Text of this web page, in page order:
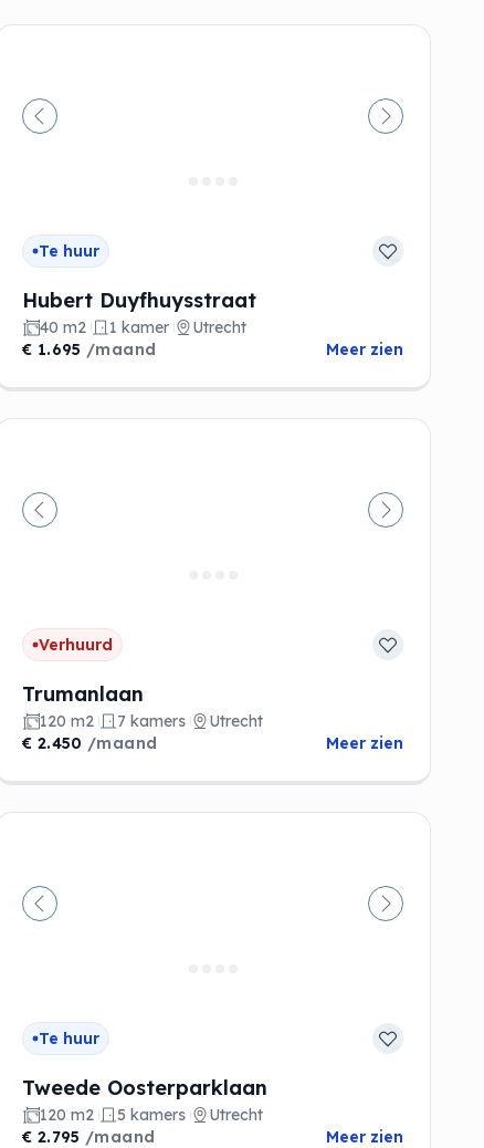
Vorige Volgende
Te huur
Hubert Duyfhuysstraat
40 m2 1 kamer
Utrecht
€ 1.695 /maand Meer zien
Vorige Volgende
Verhuurd
Trumanlaan
120 m2 7 kamers
Utrecht
€ 2.450 /maand Meer zien
Vorige Volgende
Te huur
Tweede Oosterparklaan
120 m2 5 kamers
Utrecht
€ 2.795 /maand Meer zien